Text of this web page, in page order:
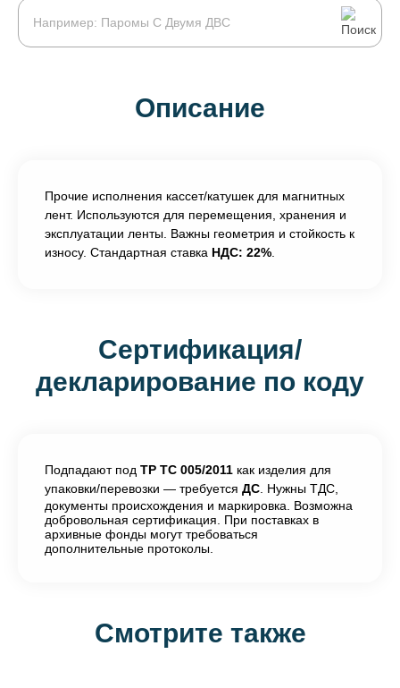
Описание
Прочие исполнения кассет/катушек для магнитных
лент. Используются для перемещения, хранения и
эксплуатации ленты. Важны геометрия и стойкость к
износу. Стандартная ставка НДС: 22%
Сертификация/
декларирование по коду
Подпадают под ТР ТС 005/2011 как изделия для
упаковки/перевозки — требуется ДС . Нужны ТДС,
документы происхождения и маркировка. Возможна
добровольная сертификация. При поставках в
архивные фонды могут требоваться
дополнительные протоколы.
Смотрите также